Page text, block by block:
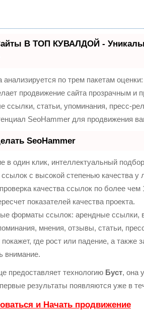
В ТОП КУВАЛДОЙ -
по трем пакетам
продвижение сайта прозрачным и
ссылки, статьи, упоминания, пресс-
SeoHammer для продвижения
SeoHammer
один клик, интеллектуальный подбор
с высокой степенью качества у
качества ссылок по более чем
показателей качества проекта.
форматы ссылок: арендные ссылки,
мнения, отзывы, статьи,
где рост или падение, а также
внимание.
предоставляет технологию Буст, она
результаты появляются уже в
и Начать продвижение